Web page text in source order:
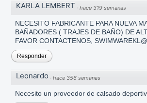
KARLA LEMBERT ·hace 319 semanas
NECESITO FABRICANTE PARA NUEVA
BAÑADORES ( TRAJES DE BAÑO) DE
FAVOR CONTACTENOS,
Responder
Leonardo ·hace 356 semanas
Necesito un proveedor de calsado